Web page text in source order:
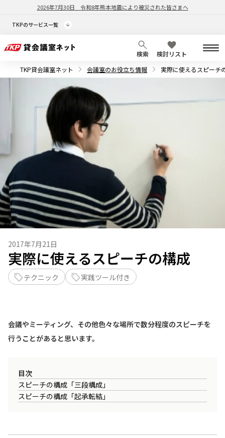
2026年7月30日 令和8年熊本地震により被災された皆さまへ
TKPのサービス一覧
検索
検討リスト
TKP貸会議室ネット
会議室のお役立ち情報 実際に使えるスピーチ
2017年7月21日
実際に使えるスピーチの構成
テクニック 実践ツール付き
会議やミーティング、その他色々な場所で数分程度のスピーチを
行うことがあると思います。
目次
スピーチの構成「三段構成」
スピーチの構成「起承転結」